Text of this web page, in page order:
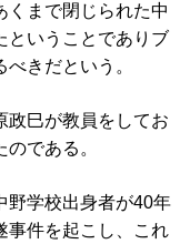
くまで閉じられた中
ということでありブ
きだという。
巳が教員をしてお
である。
学校出身者が40年
事件を起こし、これ